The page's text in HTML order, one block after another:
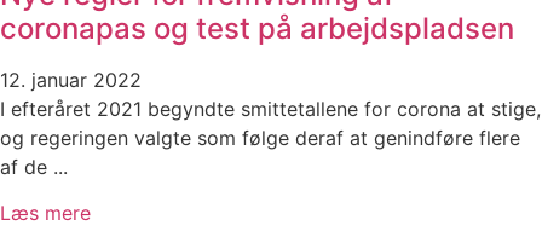
coronapas og test på arbejdspladsen
12. januar 2022
I efteråret 2021 begyndte smittetallene for corona at stige,
og regeringen valgte som følge deraf at genindføre flere
af de ...
Læs mere